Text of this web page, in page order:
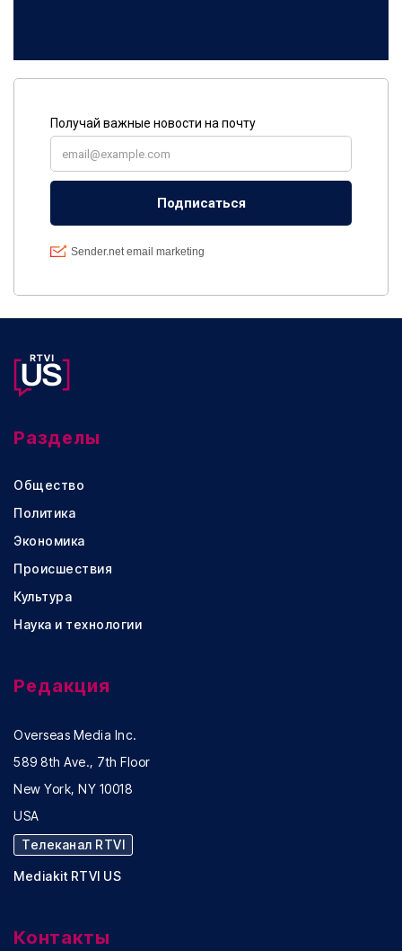
Разделы
Общество
Политика
Экономика
Происшествия
Культура
Наука и технологии
Редакция
Overseas Media Inc.
589 8th Ave., 7th Floor
New York, NY 10018
USA
Телеканал RTVI
Mediakit RTVI US
Контакты